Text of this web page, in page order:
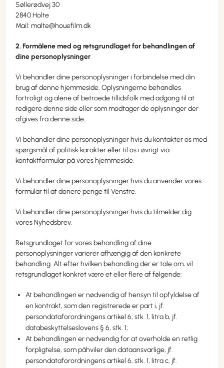
Søllerødvej 30
2840 Holte
Mail: malte@houefilm.dk
2. Formålene med og retsgrundlaget for behandlingen af
dine personoplysninger
Vi behandler dine personoplysninger i forbindelse med din
brug af denne hjemmeside. Oplysningerne behandles
fortroligt og alene af betroede tillidsfolk med adgang til at
redigere denne side eller som modtager de oplysninger der
afgives fra denne side.
Vi behandler dine personoplysninger hvis du kontakter os med
spørgsmål af politisk karakter eller til os i øvrigt via
kontaktformular på vores hjemmeside.
Vi behandler dine personoplysninger hvis du anvender vores
formular til at donere penge til Venstre.
Vi behandler dine personoplysninger hvis du tilmelder dig
vores Nyhedsbrev.
Retsgrundlaget for vores behandling af dine
personoplysninger varierer afhængig af den konkrete
behandling. Alt efter hvilken behandling der er tale om, vil
retsgrundlaget konkret være et eller flere af følgende:
At behandlingen er nødvendig af hensyn til opfyldelse af
en kontrakt, som den registrerede er part i, jf.
persondataforordningens artikel 6, stk. 1, litra b, jf.
databeskyttelseslovens § 6, stk. 1;
At behandlingen er nødvendig for at overholde en retlig
forpligtelse, som påhviler den dataansvarlige, jf.
persondataforordningens artikel 6, stk. 1, litra c, jf.